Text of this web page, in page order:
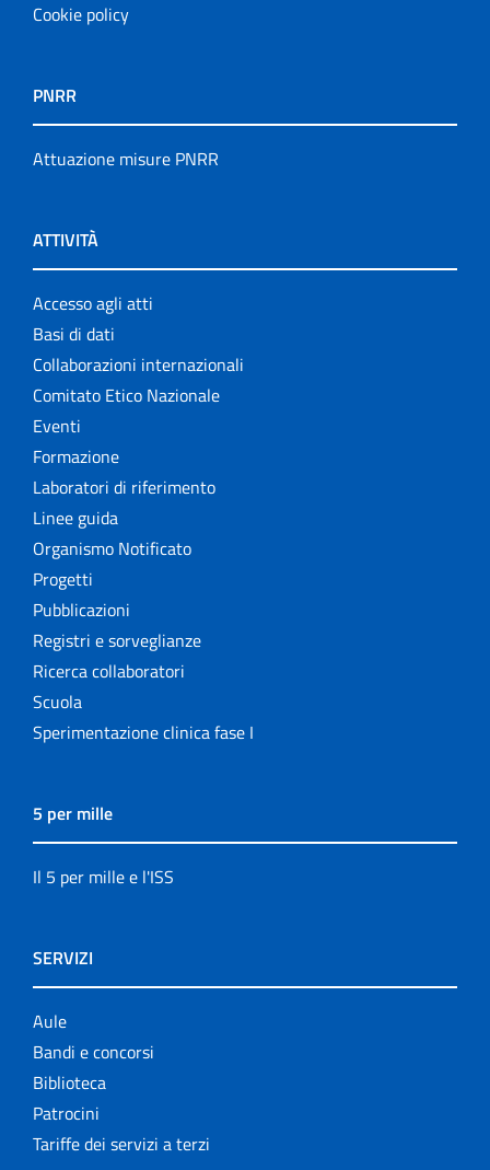
Cookie policy
PNRR
Attuazione misure PNRR
ATTIVITÀ
Accesso agli atti
Basi di dati
Collaborazioni internazionali
Comitato Etico Nazionale
Eventi
Formazione
Laboratori di riferimento
Linee guida
Organismo Notificato
Progetti
Pubblicazioni
Registri e sorveglianze
Ricerca collaboratori
Scuola
Sperimentazione clinica fase I
5 per mille
Il 5 per mille e l'ISS
SERVIZI
Aule
Bandi e concorsi
Biblioteca
Patrocini
Tariffe dei servizi a terzi